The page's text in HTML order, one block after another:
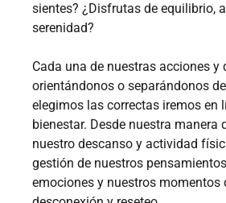
sientes? ¿Disfrutas de equilibrio,
serenidad?
Cada una de nuestras acciones y
orientándonos o separándonos
elegimos las correctas iremos en
bienestar. Desde nuestra manera
nuestro descanso y actividad
gestión de nuestros
emociones y nuestros momentos